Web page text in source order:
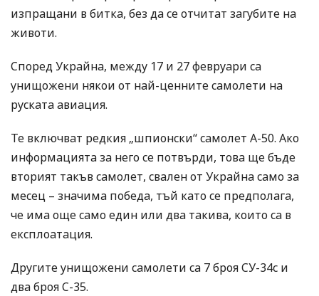
изпращани в битка, без да се отчитат загубите на
животи.
Според Украйна, между 17 и 27 февруари са
унищожени някои от най-ценните самолети на
руската авиация.
Те включват редкия „шпионски“ самолет А-50. Ако
информацията за него се потвърди, това ще бъде
вторият такъв самолет, свален от Украйна само за
месец – значима победа, тъй като се предполага,
че има още само един или два такива, които са в
експлоатация.
Другите унищожени самолети са 7 броя СУ-34с и
два броя С-35.